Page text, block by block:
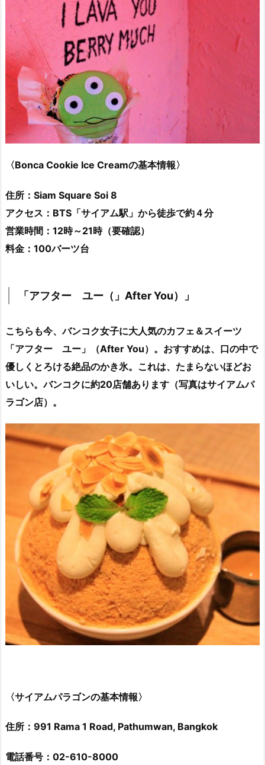
〈Bonca Cookie Ice Creamの基本情報〉
住所：Siam Square Soi 8
アクセス：BTS「サイアム駅」から徒歩で約４分
営業時間：12時～21時（要確認）
料金：100バーツ台
「アフター ユー（」After You）」
こちらも今、バンコク女子に大人気のカフェ＆スイーツ
「アフター ユー」（After You）。おすすめは、口の中で
優しくとろける絶品のかき氷。これは、たまらないほどお
いしい。バンコクに約20店舗あります（写真はサイアムパ
ラゴン店）。
〈サイアムパラゴンの基本情報〉
住所：991 Rama 1 Road, Pathumwan, Bangkok
電話番号：02-610-8000